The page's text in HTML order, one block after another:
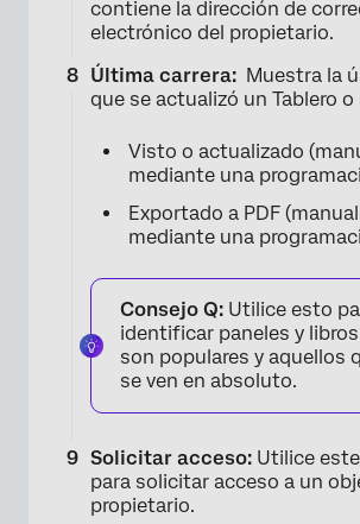
contiene la dirección de
electrónico del propietario.
Última carrera: Muestra la
que se actualizó un Tablero o
Visto o actualizado
mediante una
Exportado a PDF
mediante una
Consejo Q: Utilice esto
identificar paneles y
son populares y aquellos
se ven en absoluto.
Solicitar acceso: Utilice
para solicitar acceso a un
propietario.